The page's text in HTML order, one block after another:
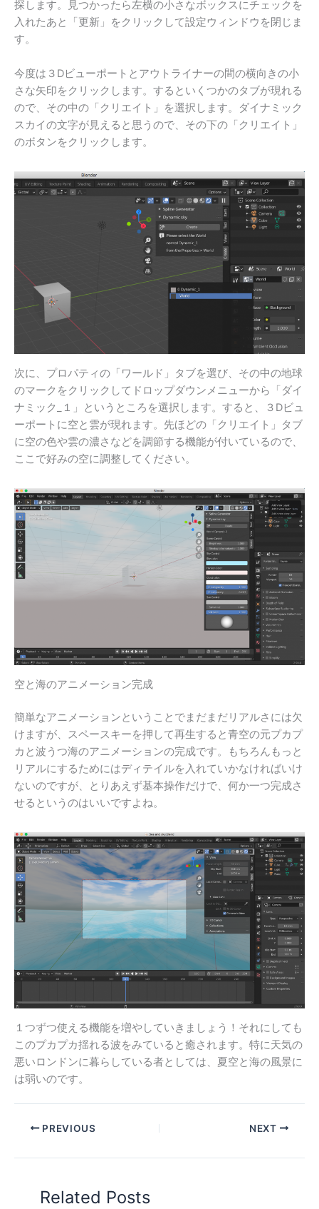
探します。見つかったら左横の小さなボックスにチェックを
入れたあと「更新」をクリックして設定ウィンドウを閉じま
す。
今度は３Dビューポートとアウトライナーの間の横向きの小
さな矢印をクリックします。するといくつかのタブが現れる
ので、その中の「クリエイト」を選択します。ダイナミック
スカイの文字が見えると思うので、その下の「クリエイト」
のボタンをクリックします。
次に、プロパティの「ワールド」タブを選び、その中の地球
のマークをクリックしてドロップダウンメニューから「ダイ
ナミック_１」というところを選択します。すると、３Dビュ
ーポートに空と雲が現れます。先ほどの「クリエイト」タブ
に空の色や雲の濃さなどを調節する機能が付いているので、
ここで好みの空に調整してください。
空と海のアニメーション完成
簡単なアニメーションということでまだまだリアルさには欠
けますが、スペースキーを押して再生すると青空の元プカプ
カと波うつ海のアニメーションの完成です。もちろんもっと
リアルにするためにはディテイルを入れていかなければいけ
ないのですが、とりあえず基本操作だけで、何か一つ完成さ
せるというのはいいですよね。
１つずつ使える機能を増やしていきましょう！それにしても
このプカプカ揺れる波をみていると癒されます。特に天気の
悪いロンドンに暮らしている者としては、夏空と海の風景に
は弱いのです。
PREVIOUS NEXT
Related Posts